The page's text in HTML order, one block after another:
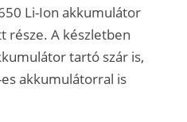
Li-Ion akkumulátor
része. A készletben
tartó szár is,
akkumulátorral is